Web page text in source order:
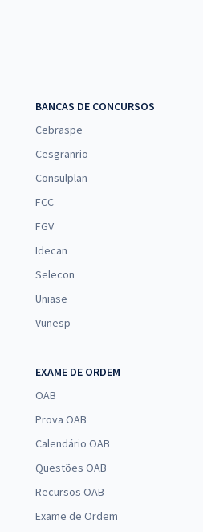
BANCAS DE CONCURSOS
Cebraspe
Cesgranrio
Consulplan
FCC
FGV
Idecan
Selecon
Uniase
Vunesp
EXAME DE ORDEM
OAB
Prova OAB
Calendário OAB
Questões OAB
Recursos OAB
Exame de Ordem